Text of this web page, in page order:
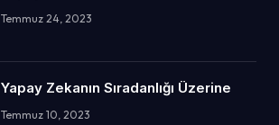
Temmuz 24, 2023
Yapay Zekanın Sıradanlığı Üzerine
Temmuz 10, 2023